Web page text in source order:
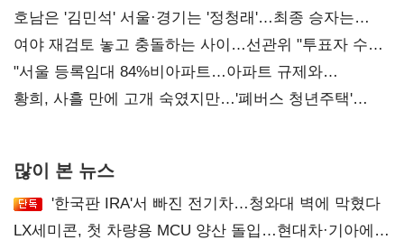
52시간까지 '뇌관'
호남은 '김민석' 서울·경기는 '정청래'…최종 승자는
'안갯속'
여야 재검토 놓고 충돌하는 사이…선관위 "투표자 수
오차 당연"
"서울 등록임대 84%비아파트…아파트 규제와
달리해야"
황희, 사흘 만에 고개 숙였지만…'폐버스 청년주택'
많이 본 뉴스
'한국판 IRA'서 빠진 전기차…청와대 벽에 막혔다
LX세미콘, 첫 차량용 MCU 양산 돌입…현대차·기아에